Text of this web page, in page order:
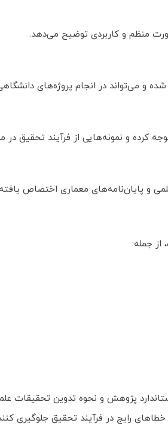
منظم و کاربردی توضیح می‌دهد.
و می‌تواند در انجام پروژه‌های دانشگاهی
کرده و نمونه‌هایی از فرآیند تحقیق در
و پایان‌نامه‌های معماری اختصاص
از جمله:
پژوهش و نحوه تدوین تحقیقات
رایج در فرآیند تحقیق جلوگیری